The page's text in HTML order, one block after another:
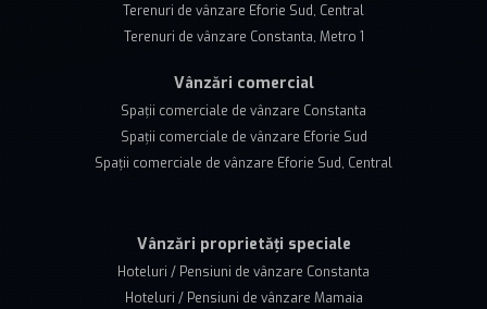
Terenuri de vânzare Eforie Sud, Central
Terenuri de vânzare Constanta, Metro 1
Vânzări comercial
Spații comerciale de vânzare Constanta
Spații comerciale de vânzare Eforie Sud
Spații comerciale de vânzare Eforie Sud, Central
Vânzări proprietăți speciale
Hoteluri / Pensiuni de vânzare Constanta
Hoteluri / Pensiuni de vânzare Mamaia